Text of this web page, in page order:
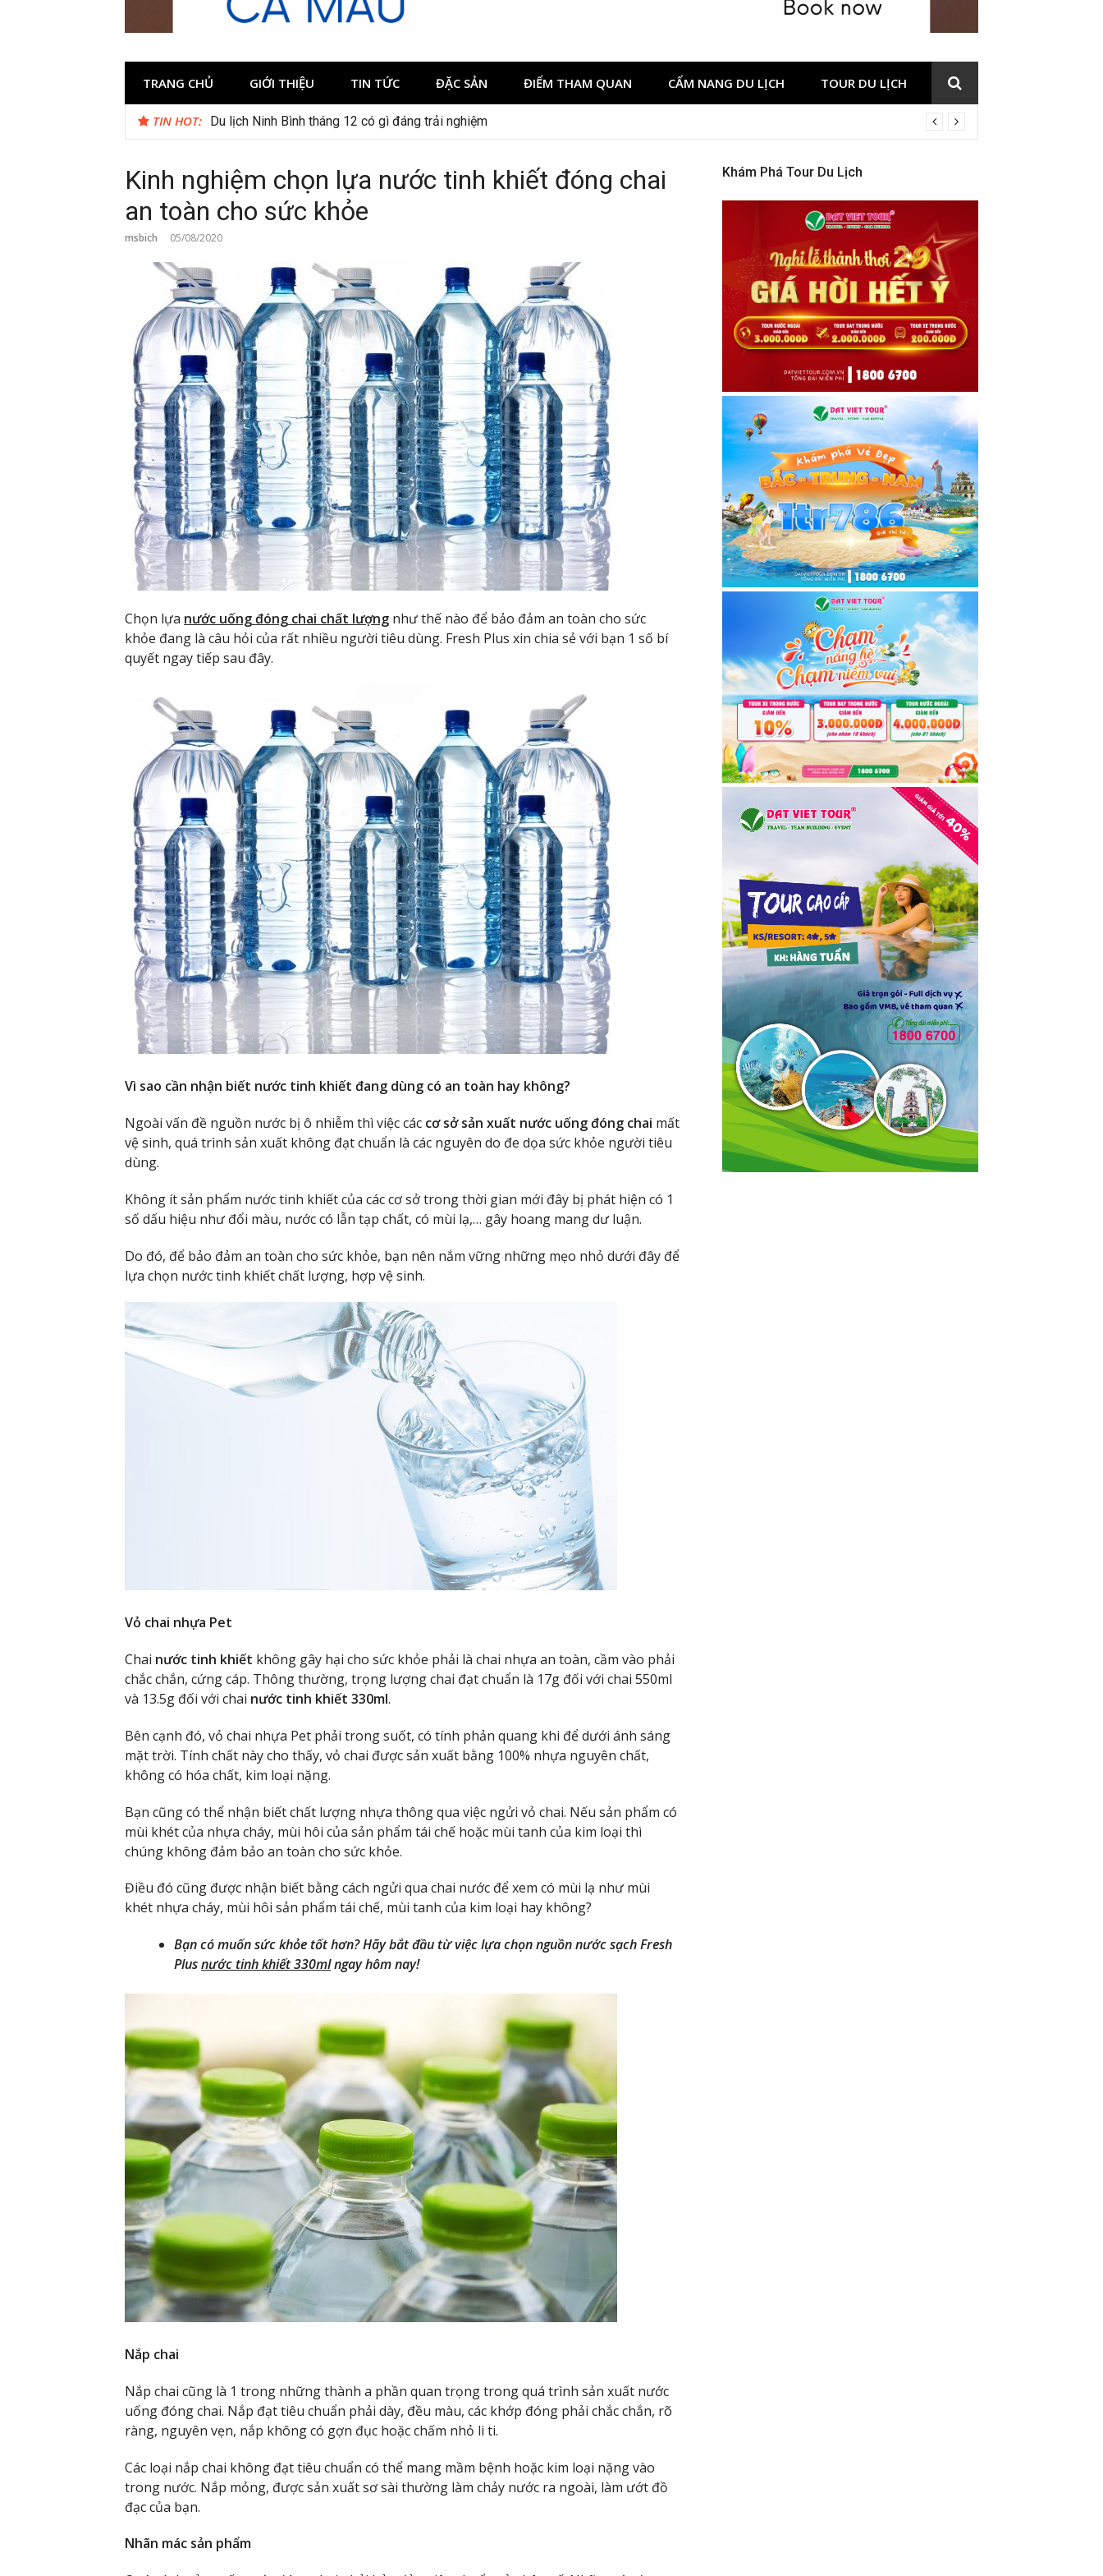
TRANG CHỦ GIỚI THIỆU TIN TỨC ĐẶC SẢN ĐIỂM THAM QUAN CẨM NANG DU LỊCH TOUR DU LỊCH
TIN HOT: Du lịch Ninh Bình tháng 12 có gì đáng trải nghiệm
Kinh nghiệm chọn lựa nước tinh khiết đóng chai
an toàn cho sức khỏe
msbich 05/08/2020
Chọn lựa nước uống đóng chai chất lượng như thế nào để bảo đảm an toàn cho sức
khỏe đang là câu hỏi của rất nhiều người tiêu dùng. Fresh Plus xin chia sẻ với bạn 1 số bí
quyết ngay tiếp sau đây.
Vì sao cần nhận biết nước tinh khiết đang dùng có an toàn hay không?
Ngoài vấn đề nguồn nước bị ô nhiễm thì việc các cơ sở sản xuất nước uống đóng chai mất
vệ sinh, quá trình sản xuất không đạt chuẩn là các nguyên do đe dọa sức khỏe người tiêu
dùng.
Không ít sản phẩm nước tinh khiết của các cơ sở trong thời gian mới đây bị phát hiện có 1
số dấu hiệu như đổi màu, nước có lẫn tạp chất, có mùi lạ,… gây hoang mang dư luận.
Do đó, để bảo đảm an toàn cho sức khỏe, bạn nên nắm vững những mẹo nhỏ dưới đây để
lựa chọn nước tinh khiết chất lượng, hợp vệ sinh.
Vỏ chai nhựa Pet
Chai nước tinh khiết không gây hại cho sức khỏe phải là chai nhựa an toàn, cầm vào phải
chắc chắn, cứng cáp. Thông thường, trọng lượng chai đạt chuẩn là 17g đối với chai 550ml
và 13.5g đối với chai nước tinh khiết 330ml.
Bên cạnh đó, vỏ chai nhựa Pet phải trong suốt, có tính phản quang khi để dưới ánh sáng
mặt trời. Tính chất này cho thấy, vỏ chai được sản xuất bằng 100% nhựa nguyên chất,
không có hóa chất, kim loại nặng.
Bạn cũng có thể nhận biết chất lượng nhựa thông qua việc ngửi vỏ chai. Nếu sản phẩm có
mùi khét của nhựa cháy, mùi hôi của sản phẩm tái chế hoặc mùi tanh của kim loại thì
chúng không đảm bảo an toàn cho sức khỏe.
Điều đó cũng được nhận biết bằng cách ngửi qua chai nước để xem có mùi lạ như mùi
khét nhựa cháy, mùi hôi sản phẩm tái chế, mùi tanh của kim loại hay không?
Bạn có muốn sức khỏe tốt hơn? Hãy bắt đầu từ việc lựa chọn nguồn nước sạch Fresh
Plusnước tinh khiết 330mlngay hôm nay!
Nắp chai
Nắp chai cũng là 1 trong những thành a phần quan trọng trong quá trình sản xuất nước
uống đóng chai. Nắp đạt tiêu chuẩn phải dày, đều màu, các khớp đóng phải chắc chắn, rõ
ràng, nguyên vẹn, nắp không có gợn đục hoặc chấm nhỏ li ti.
Các loại nắp chai không đạt tiêu chuẩn có thể mang mầm bệnh hoặc kim loại nặng vào
trong nước. Nắp mỏng, được sản xuất sơ sài thường làm chảy nước ra ngoài, làm ướt đồ
đạc của bạn.
Nhãn mác sản phẩm
Khám Phá Tour Du Lịch